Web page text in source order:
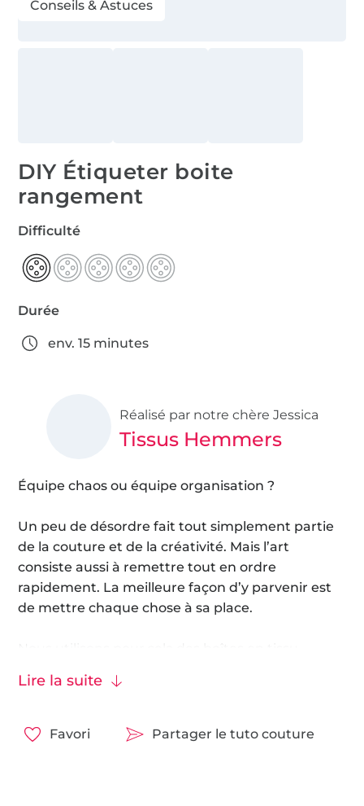
Conseils & Astuces
DIY Étiqueter boite
rangement
Difficulté
Durée
env. 15 minutes
Réalisé par notre chère Jessica
Tissus Hemmers
Équipe chaos ou équipe organisation ?
Un peu de désordre fait tout simplement partie
de la couture et de la créativité. Mais l’art
consiste aussi à remettre tout en ordre
rapidement. La meilleure façon d’y parvenir est
de mettre chaque chose à sa place.
d’emploi comment bricoler à peu de frais de jolies
rapide qui peut être adapté à tout moment !
Lire la suite
Favori Partager le tuto couture